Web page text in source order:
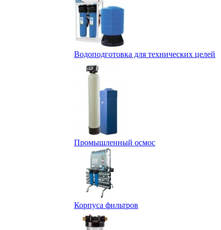
Водоподготовка для технических целей
Промышленный осмос
Корпуса фильтров